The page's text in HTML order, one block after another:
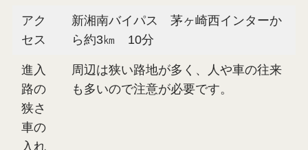
アク
セス
新湘南バイパス 茅ヶ崎西インターか
ら約3㎞ 10分
進入
路の
狭さ
車の
入れ
周辺は狭い路地が多く、人や車の往来
も多いので注意が必要です。